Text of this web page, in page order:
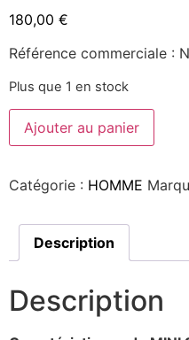
180,00 €
Référence commerciale :
Plus que 1 en stock
Ajouter au panier
Catégorie : HOMME
Description
Description